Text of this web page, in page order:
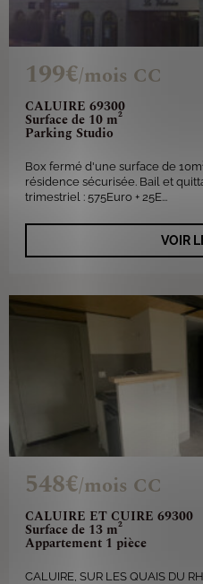
CALUIRE 69300
Surface de 10 m²
Parking Studio
199€/mois CC
Box fermé d'une surface de
résidence sécurisée. Bail et
trimestriel : 575Euro + 25E...
VOIR
CALUIRE ET CUIRE 69300
Surface de 13 m²
Appartement 1 pièce
548€/mois CC
CALUIRE, SUR LES QUAIS DU